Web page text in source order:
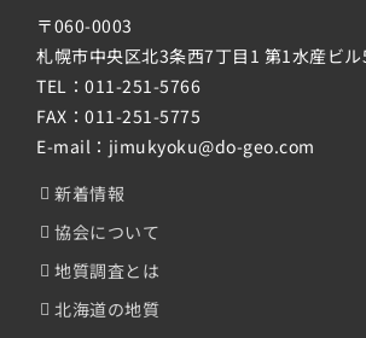
〒060-0003
札幌市中央区北3条西7丁目1 第1水産ビル
TEL：011-251-5766
FAX：011-251-5775
E-mail：jimukyoku@do-geo.com
新着情報
協会について
地質調査とは
北海道の地質